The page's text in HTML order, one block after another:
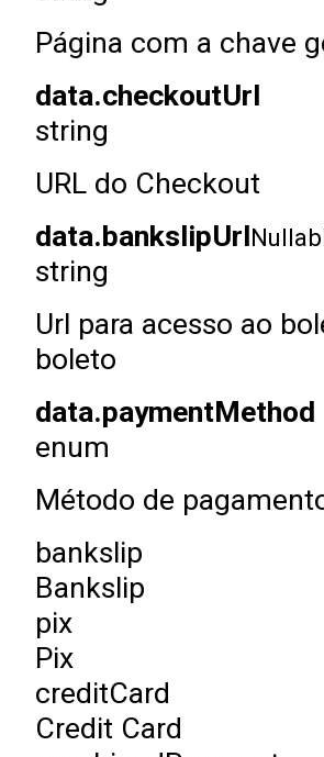
Página com a chave
data.checkoutUrl
string
URL do Checkout
data.bankslipUrl
string
Url para acesso ao
boleto
data.paymentMethod
enum
Método de
bankslip
Bankslip
pix
Pix
creditCard
Credit Card